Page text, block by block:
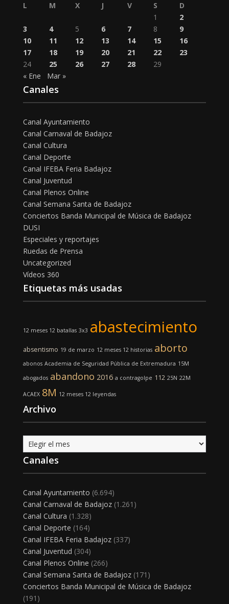
L
M X J V S
D
1
2
3
4 5 6 7 8
9
10
11 12 13 14 15
16
17
18 19 20 21 22
23
24
25 26 27 28
29
« Ene
Mar »
Canales
Canal Ayuntamiento
Canal Carnaval de Badajoz
Canal Cultura
Canal Deporte
Canal IFEBA Feria Badajoz
Canal Juventud
Canal Plenos Online
Canal Semana Santa de Badajoz
Conciertos Banda Municipal de Música de Badajoz
DUSI
Especiales y reportajes
Ruedas de Prensa
Uncategorized
Vídeos 360
Etiquetas más usadas
12 meses 12 batallas 3x3 abastecimiento
absentismo 19 de marzo 12 meses 12 historias aborto
abonos Academia de Seguridad Pública de Extremadura 15M
abogados abandono 2016 a contragolpe 112 25N 22M
ACAEX 8M 12 meses 12 leyendas
Archivo
Archivo
Canales
Canal Ayuntamiento (6.694)
Canal Carnaval de Badajoz(1.261)
Canal Cultura (1.328)
Canal Deporte (164)
Canal IFEBA Feria Badajoz(337)
Canal Juventud (304)
Canal Plenos Online (266)
Canal Semana Santa de Badajoz(171)
Conciertos Banda Municipal de Música de Badajoz
(191)